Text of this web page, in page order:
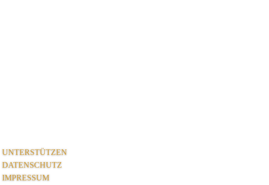
UNTERSTÜTZEN
DATENSCHUTZ
IMPRESSUM